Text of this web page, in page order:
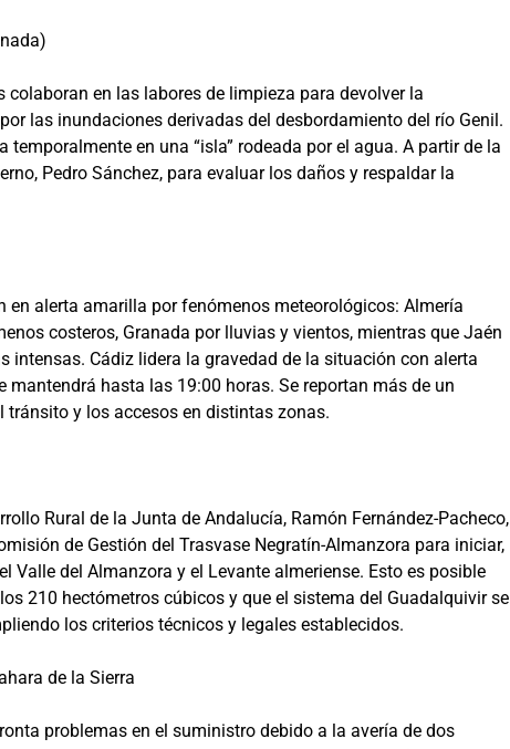
colaboran en las labores de limpieza para devolver la
las inundaciones derivadas del desbordamiento del río Genil.
en una “isla” rodeada por el agua. A partir de la
Pedro Sánchez, para evaluar los daños y respaldar la
alerta amarilla por fenómenos meteorológicos: Almería
costeros, Granada por lluvias y vientos, mientras que Jaén
Cádiz lidera la gravedad de la situación con alerta
mantendrá hasta las 19:00 horas. Se reportan más de un
tránsito y los accesos en distintas zonas.
Rural de la Junta de Andalucía, Ramón Fernández-Pacheco,
de Gestión del Trasvase Negratín-Almanzora para iniciar,
Valle del Almanzora y el Levante almeriense. Esto es posible
210 hectómetros cúbicos y que el sistema del Guadalquivir se
los criterios técnicos y legales establecidos.
de la Sierra
problemas en el suministro debido a la avería de dos